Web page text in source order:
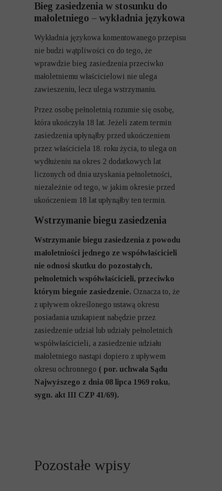
Pozostałe wpisy
Bieg zasiedzenia w stosunku do
małoletniego – wykładnia językowa
Wykładnia językowa komentowanego przepisu
nie budzi wątpliwości co do tego, że
wprawdzie bieg zasiedzenia przeciwko
małoletniemu właścicielowi nie ulega
zawieszeniu, lecz ulega wstrzymaniu.
Przez osobę pełnoletnią rozumie się osobę,
która ukończyła 18 lat. Jeżeli zatem termin
zasiedzenia upłynąłby przed ukończeniem
przez właściciela 18. roku życia, to ulega on
wydłużeniu na okres 2 dodatkowych lat
liczonych od dnia uzyskania pełnoletności,
niezależnie od tego, w jakim okresie przed
ukończeniem 18 lat upłynąłby ten termin.
Wstrzymanie biegu zasiedzenia
Wstrzymanie biegu zasiedzenia z powodu
małoletniości jednego ze współwłaścicieli
nie odnosi skutku do pozostałych,
pełnoletnich współwłaścicieli, przeciwko
którym biegnie zasiedzenie. Oznacza to, że
z upływem określonego ustawą okresu
posiadania uzukapient nabędzie przez
zasiedzenie udział lub udziały pełnoletnich
współwłaścicieli, a zasiedzenie udziału
małoletniego nastąpi dopiero z upływem
okresu ochronnego ( por. uchwała Sądu
Najwyższego z dnia 08 lipca 1969 roku,
sygn. akt III CZP 41/69).